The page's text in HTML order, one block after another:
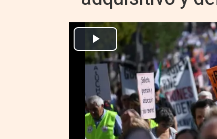
Miles de pensionistas denuncian la
Europa Press Economía Finanzas
Publicado: sábado, 15 octubre 2022 14:26
MADRID, 15 Oct. (EUROPA
Pensionistas de diferentes